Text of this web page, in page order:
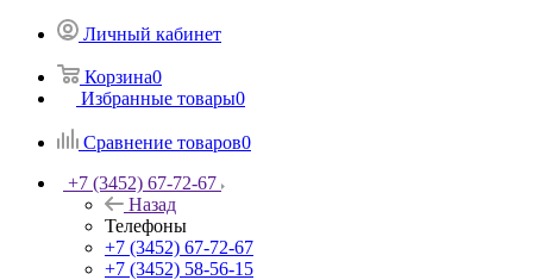
Личный кабинет
Корзина0
Избранные товары0
Сравнение товаров0
+7 (3452) 67-72-67
Назад
Телефоны
+7 (3452) 67-72-67
+7 (3452) 58-56-15